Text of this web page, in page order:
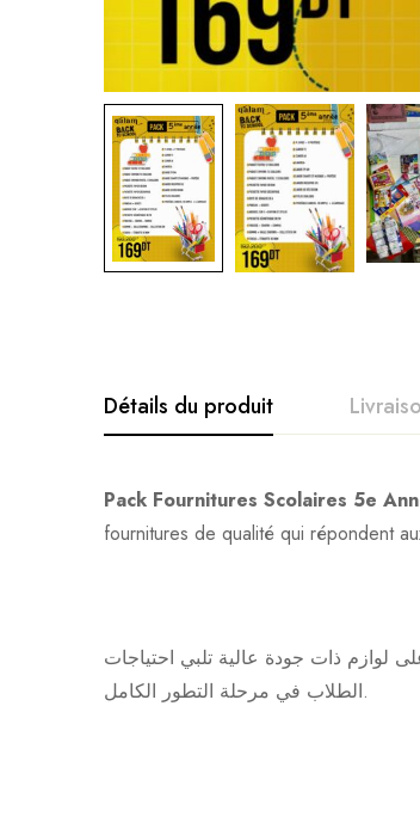
Détails du produit
Pack Fournitures Scolaires 5e
fournitures de qualité qui répondent
لوازم ذات جودة عالية تلبي احتياجات
الطلاب في مرحلة التطور الكامل.